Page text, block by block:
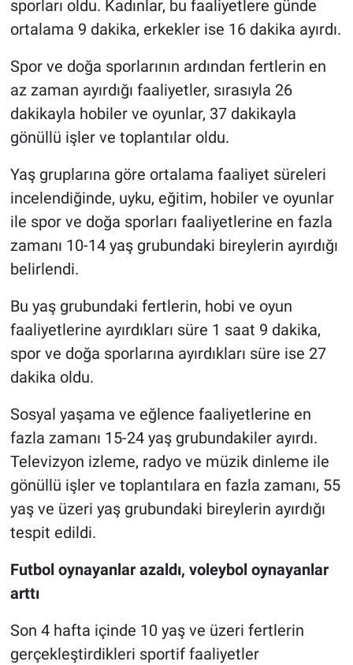
sporları oldu. Kadınlar, bu faaliyetlere günde
ortalama 9 dakika, erkekler ise 16 dakika ayırdı.
Spor ve doğa sporlarının ardından fertlerin en
az zaman ayırdığı faaliyetler, sırasıyla 26
dakikayla hobiler ve oyunlar, 37 dakikayla
gönüllü işler ve toplantılar oldu.
Yaş gruplarına göre ortalama faaliyet süreleri
incelendiğinde, uyku, eğitim, hobiler ve oyunlar
ile spor ve doğa sporları faaliyetlerine en fazla
zamanı 10-14 yaş grubundaki bireylerin ayırdığı
belirlendi.
Bu yaş grubundaki fertlerin, hobi ve oyun
faaliyetlerine ayırdıkları süre 1 saat 9 dakika,
spor ve doğa sporlarına ayırdıkları süre ise 27
dakika oldu.
Sosyal yaşama ve eğlence faaliyetlerine en
fazla zamanı 15-24 yaş grubundakiler ayırdı.
Televizyon izleme, radyo ve müzik dinleme ile
gönüllü işler ve toplantılara en fazla zamanı, 55
yaş ve üzeri yaş grubundaki bireylerin ayırdığı
tespit edildi.
Futbol oynayanlar azaldı, voleybol oynayanlar
arttı
Son 4 hafta içinde 10 yaş ve üzeri fertlerin
gerçekleştirdikleri sportif faaliyetler